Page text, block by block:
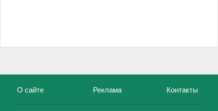
О сайте Реклама Контакты